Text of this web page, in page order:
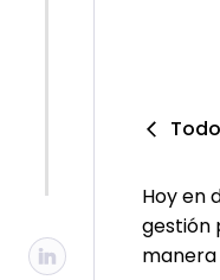
Hoy en
gestión
manera